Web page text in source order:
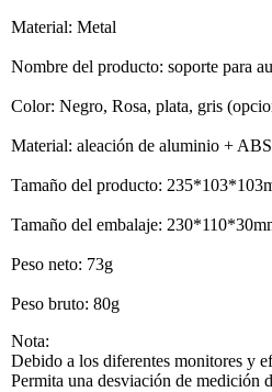
Material: Metal
Nombre del producto: soporte para
Color: Negro, Rosa, plata, gris
Material: aleación de aluminio + ABS
Tamaño del producto:
Tamaño del embalaje:
Peso neto: 73g
Peso bruto: 80g
Nota:
Debido a los diferentes monitores y
Permita una desviación de medición